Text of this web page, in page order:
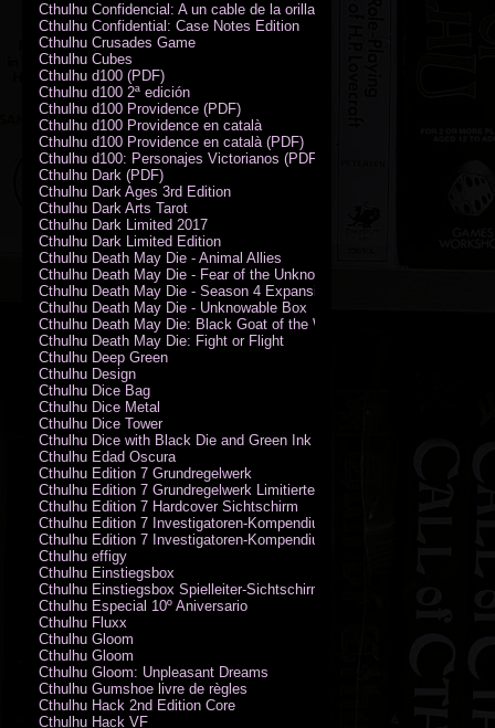
Cthulhu Confidencial: A un cable de la orilla (PDF)
Cthulhu Confidential: Case Notes Edition
Cthulhu Crusades Game
Cthulhu Cubes
Cthulhu d100 (PDF)
Cthulhu d100 2ª edición
Cthulhu d100 Providence (PDF)
Cthulhu d100 Providence en català
Cthulhu d100 Providence en català (PDF)
Cthulhu d100: Personajes Victorianos (PDF)
Cthulhu Dark (PDF)
Cthulhu Dark Ages 3rd Edition
Cthulhu Dark Arts Tarot
Cthulhu Dark Limited 2017
Cthulhu Dark Limited Edition
Cthulhu Death May Die - Animal Allies
Cthulhu Death May Die - Fear of the Unknown
Cthulhu Death May Die - Season 4 Expansion
Cthulhu Death May Die - Unknowable Box
Cthulhu Death May Die: Black Goat of the Woods
Cthulhu Death May Die: Fight or Flight
Cthulhu Deep Green
Cthulhu Design
Cthulhu Dice Bag
Cthulhu Dice Metal
Cthulhu Dice Tower
Cthulhu Dice with Black Die and Green Ink
Cthulhu Edad Oscura
Cthulhu Edition 7 Grundregelwerk
Cthulhu Edition 7 Grundregelwerk Limitierte Edition
Cthulhu Edition 7 Hardcover Sichtschirm
Cthulhu Edition 7 Investigatoren-Kompendium
Cthulhu Edition 7 Investigatoren-Kompendium Limitierte Edition
Cthulhu effigy
Cthulhu Einstiegsbox
Cthulhu Einstiegsbox Spielleiter-Sichtschirm
Cthulhu Especial 10º Aniversario
Cthulhu Fluxx
Cthulhu Gloom
Cthulhu Gloom
Cthulhu Gloom: Unpleasant Dreams
Cthulhu Gumshoe livre de règles
Cthulhu Hack 2nd Edition Core
Cthulhu Hack VF